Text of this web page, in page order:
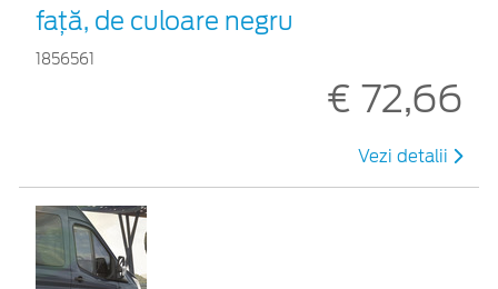
faţă, de culoare negru
1856561
€ 72,66
Vezi detalii